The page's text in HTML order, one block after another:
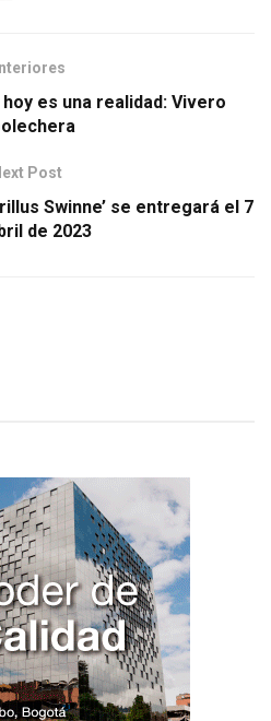
es una realidad: Vivero
Post
Swinne’ se entregará el 7
de 2023